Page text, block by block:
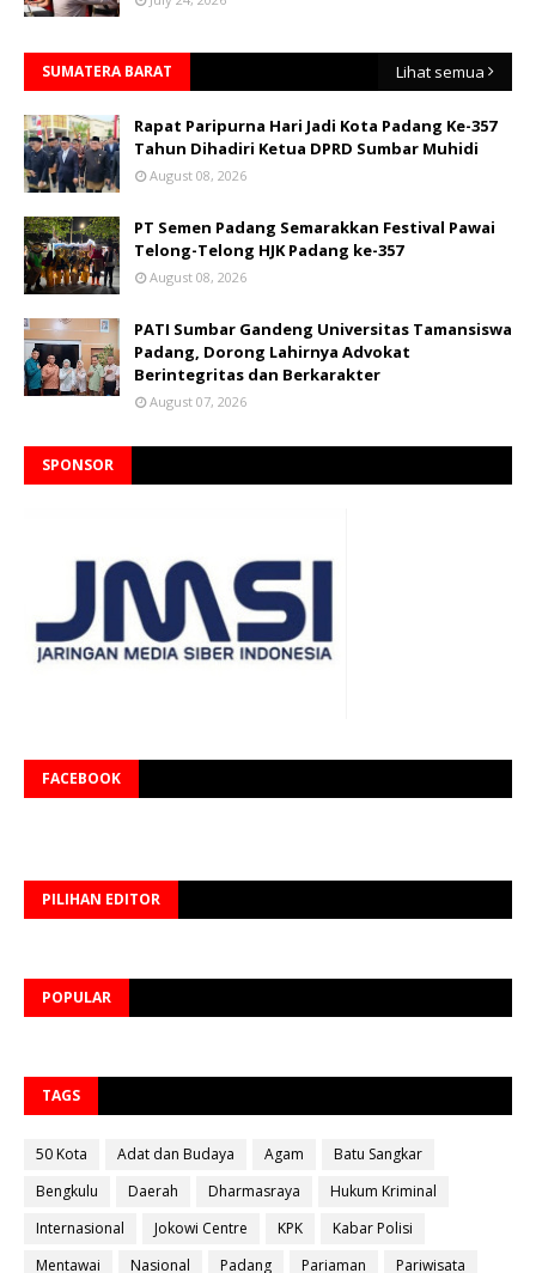
SUMATERA BARAT Lihat semua
Rapat Paripurna Hari Jadi Kota Padang Ke-357
Tahun Dihadiri Ketua DPRD Sumbar Muhidi
August 08, 2026
PT Semen Padang Semarakkan Festival Pawai
Telong-Telong HJK Padang ke-357
August 08, 2026
PATI Sumbar Gandeng Universitas Tamansiswa
Padang, Dorong Lahirnya Advokat
Berintegritas dan Berkarakter
August 07, 2026
SPONSOR
FACEBOOK
PILIHAN EDITOR
POPULAR
TAGS
50 Kota Adat dan Budaya Agam
Batu Sangkar
Bengkulu
Daerah Dharmasraya
Hukum Kriminal
Internasional
Jokowi Centre KPK
Kabar Polisi
Mentawai
Nasional Padang Pariaman Pariwisata